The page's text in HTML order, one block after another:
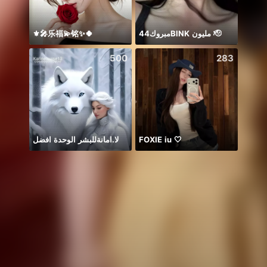
⚜️🎤乐福💫铭✨🍀 مبروك44BlNK مليون 🫡
500
لا.امانةللبشر الوحدة افضل
283
FOXIE iu 🤍